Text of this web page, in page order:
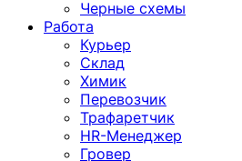
Черные схемы
Работа
Курьер
Склад
Химик
Перевозчик
Трафаретчик
HR-Менеджер
Гровер